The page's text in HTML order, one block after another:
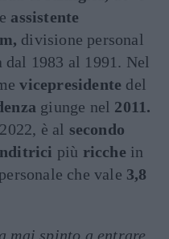
assistente
divisione personal
1983 al 1991. Nel
vicepresidente del
giunge nel 2011.
è al secondo
più ricche in
che vale 3,8
mai spinto a entrare